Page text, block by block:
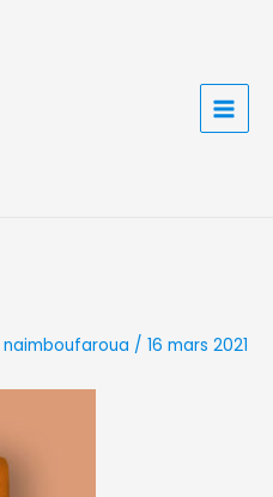
MAIN
naimboufaroua / 16 mars 2021